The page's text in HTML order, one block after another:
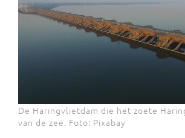
De Haringvlietdam die het zoete
van de zee. Foto: Pixabay